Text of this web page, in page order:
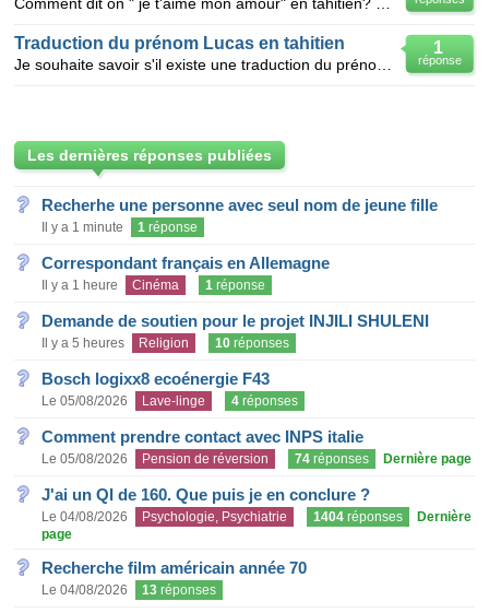
1
réponse
Traduction du prénom Lucas en tahitien
Les dernières réponses publiées
Recherhe une personne avec seul nom de jeune fille
Il y a 1 minute 1 réponse
Correspondant français en Allemagne
Il y a 1 heure Cinéma 1 réponse
Demande de soutien pour le projet INJILI SHULENI
Il y a 5 heures Religion 10 réponses
Bosch logixx8 ecoénergie F43
Le 05/08/2026 Lave-linge 4 réponses
Comment prendre contact avec INPS italie
Le 05/08/2026 Pension de réversion 74 réponses Dernière page
J'ai un QI de 160. Que puis je en conclure ?
Le 04/08/2026 Psychologie, Psychiatrie 1404 réponses
Dernière
page
Recherche film américain année 70
Le 04/08/2026 13 réponses